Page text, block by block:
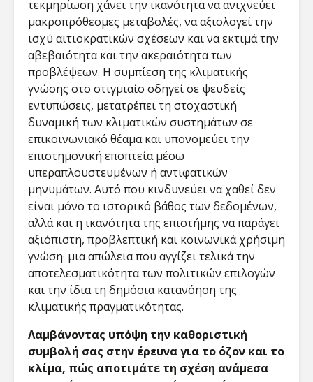
τεκμηρίωση χάνει την ικανότητα να ανιχνεύει
μακροπρόθεσμες μεταβολές, να αξιολογεί την
ισχύ αιτιοκρατικών σχέσεων και να εκτιμά την
αβεβαιότητα και την ακεραιότητα των
προβλέψεων. Η συμπίεση της κλιματικής
γνώσης στο στιγμιαίο οδηγεί σε ψευδείς
εντυπώσεις, μετατρέπει τη στοχαστική
δυναμική των κλιματικών συστημάτων σε
επικοινωνιακό θέαμα και υπονομεύει την
επιστημονική εποπτεία μέσω
υπεραπλουστευμένων ή αντιφατικών
μηνυμάτων. Αυτό που κινδυνεύει να χαθεί δεν
είναι μόνο το ιστορικό βάθος των δεδομένων,
αλλά και η ικανότητα της επιστήμης να παράγει
αξιόπιστη, προβλεπτική και κοινωνικά χρήσιμη
γνώση· μια απώλεια που αγγίζει τελικά την
αποτελεσματικότητα των πολιτικών επιλογών
και την ίδια τη δημόσια κατανόηση της
κλιματικής πραγματικότητας.
Λαμβάνοντας υπόψη την καθοριστική
συμβολή σας στην έρευνα για το όζον και το
κλίμα, πώς αποτιμάτε τη σχέση ανάμεσα